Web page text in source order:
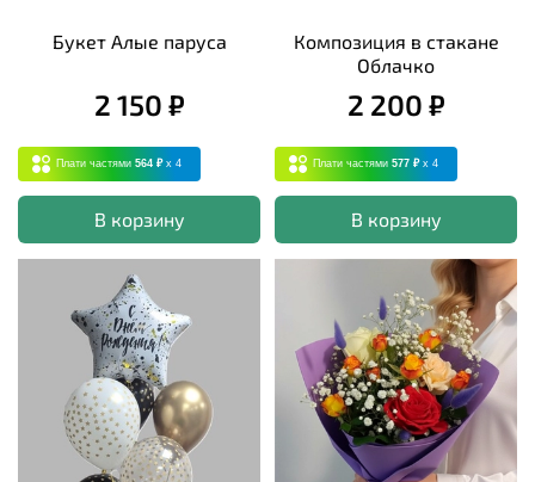
Букет Алые паруса
2 150 ₽
Плати частями 564 ₽ x 4
В корзину
Композиция в стакане
Облачко
2 200 ₽
Плати частями 577 ₽ x 4
В корзину